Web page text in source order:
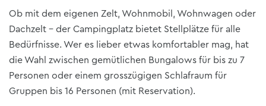
Ob mit dem eigenen Zelt, Wohnmobil, Wohnwagen oder
Dachzelt – der Campingplatz bietet Stellplätze für alle
Bedürfnisse. Wer es lieber etwas komfortabler mag, hat
die Wahl zwischen gemütlichen Bungalows für bis zu 7
Personen oder einem grosszügigen Schlafraum für
Gruppen bis 16 Personen (mit Reservation).